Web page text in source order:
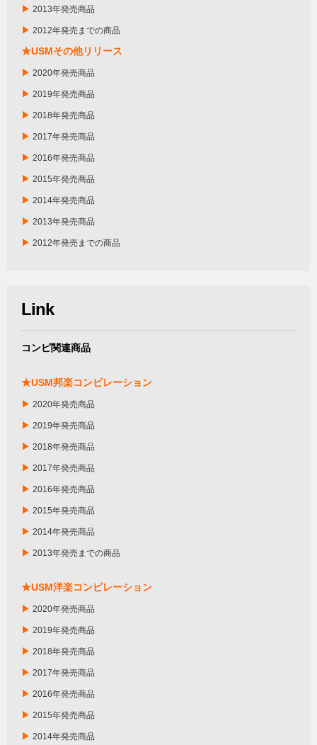
▶ 2013年発売商品
▶ 2012年発売までの商品
★USMその他リリース
▶ 2020年発売商品
▶ 2019年発売商品
▶ 2018年発売商品
▶ 2017年発売商品
▶ 2016年発売商品
▶ 2015年発売商品
▶ 2014年発売商品
▶ 2013年発売商品
▶ 2012年発売までの商品
Link
コンピ関連商品
★USM邦楽コンピレーション
▶ 2020年発売商品
▶ 2019年発売商品
▶ 2018年発売商品
▶ 2017年発売商品
▶ 2016年発売商品
▶ 2015年発売商品
▶ 2014年発売商品
▶ 2013年発売までの商品
★USM洋楽コンピレーション
▶ 2020年発売商品
▶ 2019年発売商品
▶ 2018年発売商品
▶ 2017年発売商品
▶ 2016年発売商品
▶ 2015年発売商品
▶ 2014年発売商品